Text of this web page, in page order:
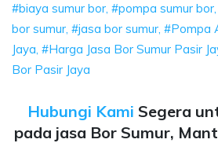
#biaya sumur bor, #pompa sumur
bor sumur, #jasa bor sumur, #Pompa
Jaya, #Harga Jasa Bor Sumur Pasir
Bor Pasir Jaya
Hubungi Kami Segera
pada jasa Bor Sumur,